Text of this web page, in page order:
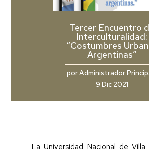
Tercer Encuentro
Interculturalidad:
“Costumbres
Argentinas”
porAdministrador
9 Dic 2021
La Universidad Nacional de